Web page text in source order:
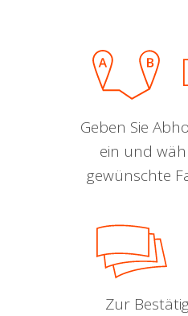
Geben Sie
ein und
gewünschte
Zur